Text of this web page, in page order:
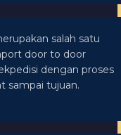
salah satu
door to door
dengan proses
sampai tujuan.